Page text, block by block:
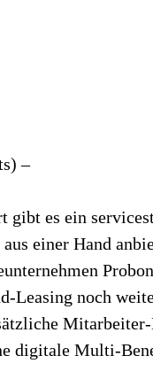
–
gibt es ein
einer Hand
Leasing noch
digitale Multi-